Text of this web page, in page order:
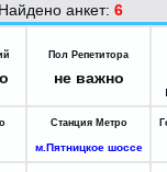
Найдено анкет: 6
Пол Репетитора
не важно
Станция Метро
м.Пятницкое шоссе